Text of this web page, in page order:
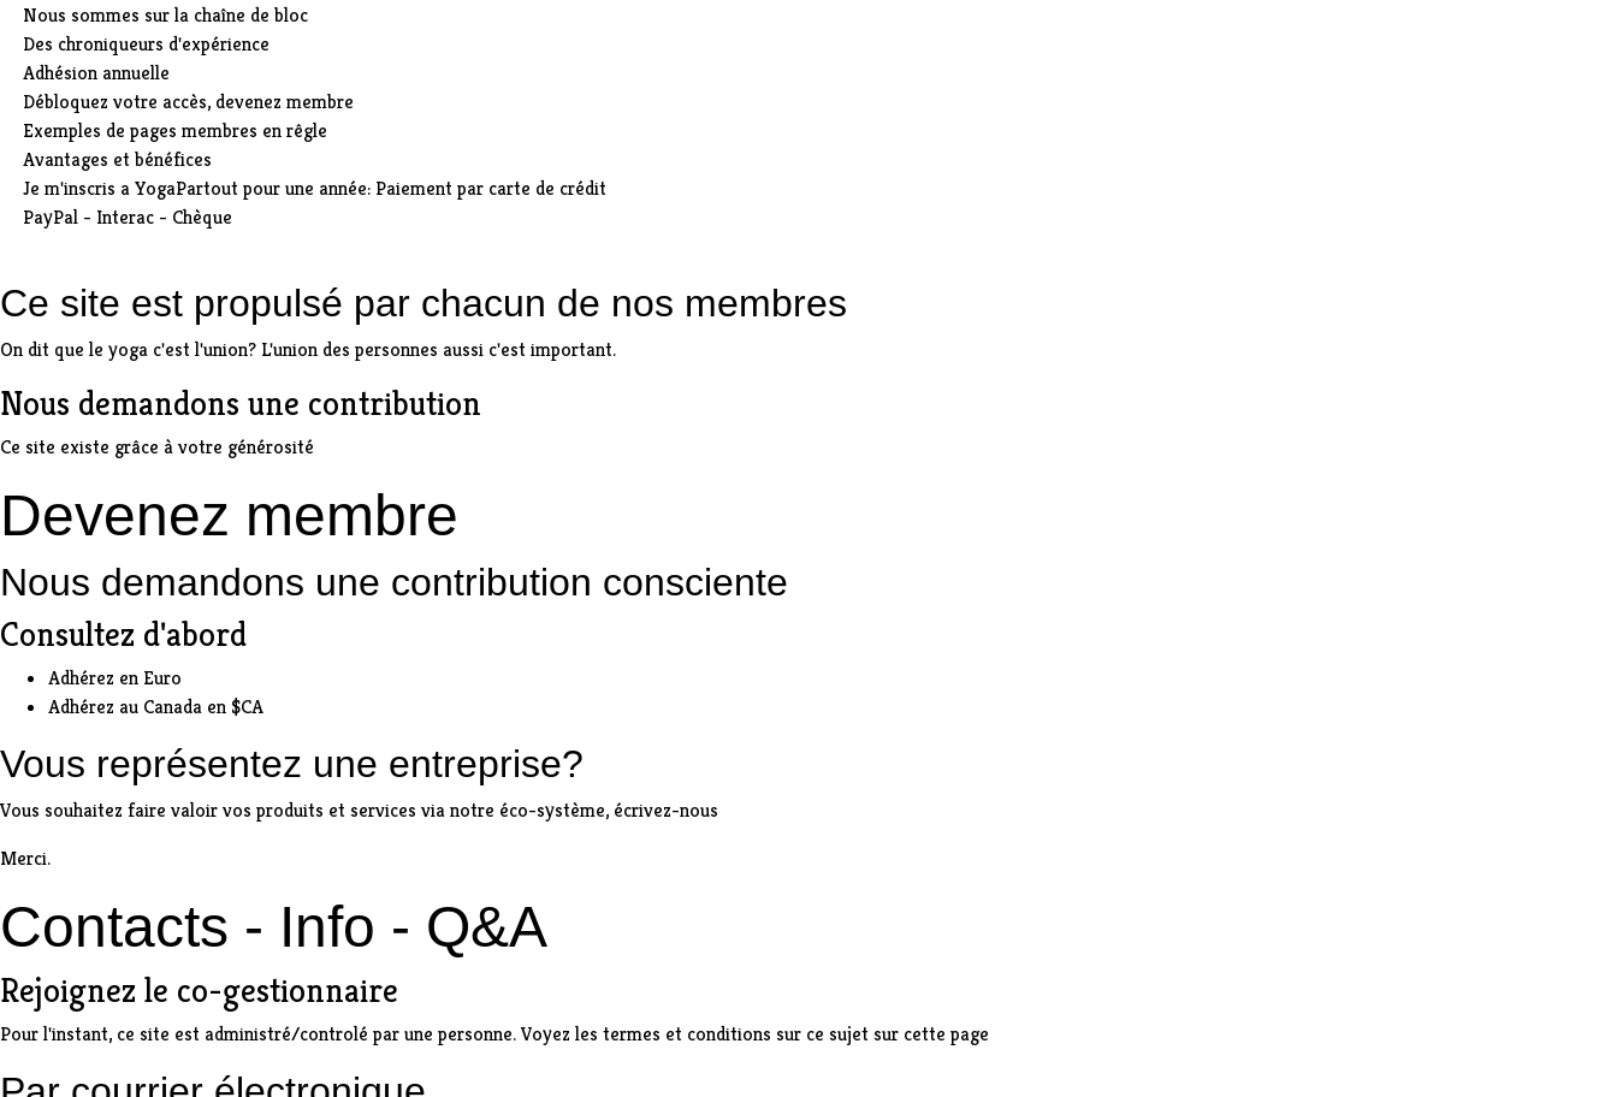
Nous sommes sur la chaîne de bloc
Des chroniqueurs d'expérience
Adhésion annuelle
Débloquez votre accès, devenez membre
Exemples de pages membres en rêgle
Avantages et bénéfices
Je m'inscris a YogaPartout pour une année: Paiement par carte de crédit
PayPal - Interac - Chèque
Ce site est propulsé par chacun de nos membres
On dit que le yoga c'est l'union? L'union des personnes aussi c'est important.
Nous demandons une contribution
Ce site existe grâce à votre générosité
Devenez membre
Nous demandons une contribution consciente
Consultez d'abord
Adhérez en Euro
Adhérez au Canada en $CA
Vous représentez une entreprise?
Vous souhaitez faire valoir vos produits et services via notre éco-système, écrivez-nous
Merci.
Contacts - Info - Q&A
Rejoignez le co-gestionnaire
Pour l'instant, ce site est administré/controlé par une personne. Voyez les termes et conditions sur ce sujet sur cette page